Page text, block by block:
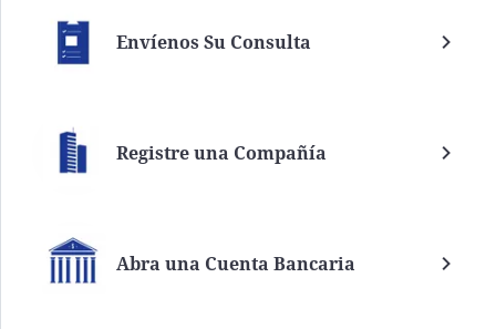
Envíenos Su Consulta
Registre una Compañía
Abra una Cuenta Bancaria